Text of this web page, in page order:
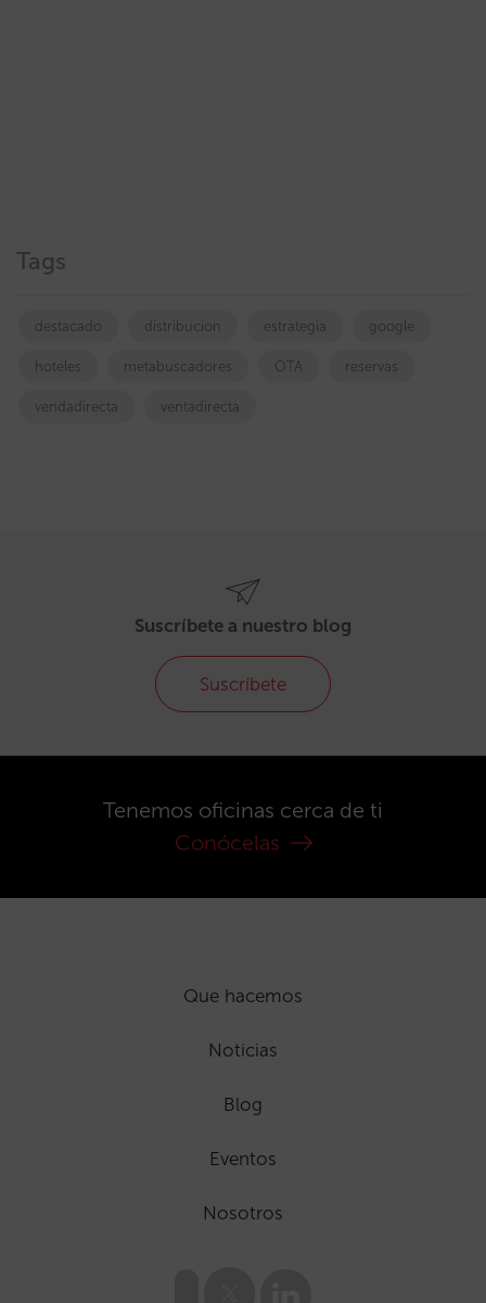
Tags
destacado distribucion estrategia google
hoteles metabuscadores OTA reservas
vendadirecta ventadirecta
Suscríbete a nuestro blog
Suscríbete
Tenemos oficinas cerca de ti
Conócelas
Que hacemos
Noticias
Blog
Eventos
Nosotros